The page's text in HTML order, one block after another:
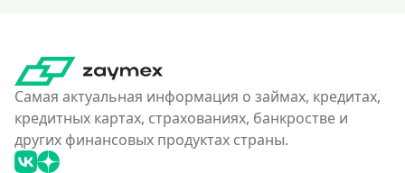
Самая актуальная информация о займах, кредитах,
кредитных картах, страхованиях, банкростве и
других финансовых продуктах страны.